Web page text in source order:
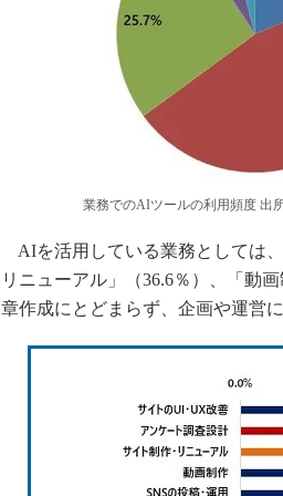
業務でのAIツールの利用頻度 出
AIを活用している業務としては
リニューアル」（36.6％）、「動
章作成にとどまらず、企画や運営